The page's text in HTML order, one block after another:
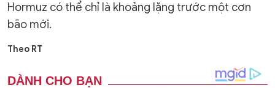
Hormuz có thể chỉ là khoảng lặng trước một cơn
bão mới.
Theo RT